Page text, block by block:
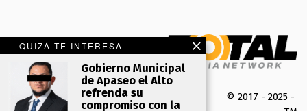
QUIZÁ TE INTERESA
Gobierno Municipal
de Apaseo el Alto
refrenda su
compromiso con la
© 2017 - 2025 -